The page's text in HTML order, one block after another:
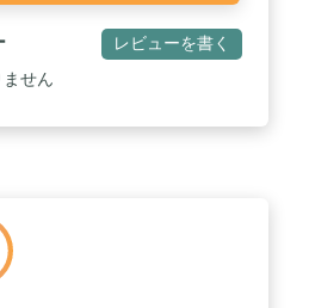
レビューを書く
せん